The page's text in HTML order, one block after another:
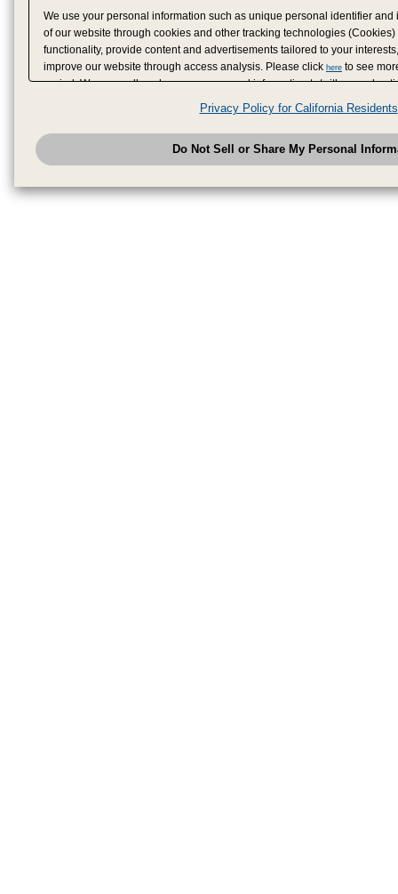
We use your personal information such as unique personal identifier
of our website through cookies and other tracking technologies
functionality, provide content and advertisements tailored to your
improve our website through access analysis. Please click here to see
period. We may sell or share your personal information to/with our
analytics service partners. These partners may combine the data shared
have provided to them or that they have collected from your use of their
analyze and optimize advertisements delivered to you by businesses
have the right to opt out of sale or share of your personal information by
to exercise your right. If we have detected an opt-out
honored.Change your sell or share preference
Privacy Policy for California Residents
Do Not Sell or Share My Personal